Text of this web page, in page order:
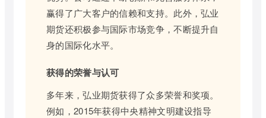
赢得了广大客户的信赖和支持。此外，弘业
期货还积极参与国际市场竞争，不断提升自
身的国际化水平。
获得的荣誉与认可
多年来，弘业期货获得了众多荣誉和奖项。
例如，2015年获得中央精神文明建设指导